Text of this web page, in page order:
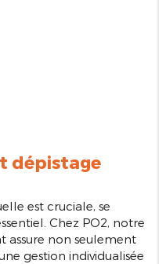
dépistage
est cruciale, se
Chez PO2, notre
assure non seulement
gestion individualisée